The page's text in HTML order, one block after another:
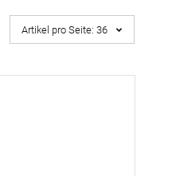
Artikel pro Seite: 36